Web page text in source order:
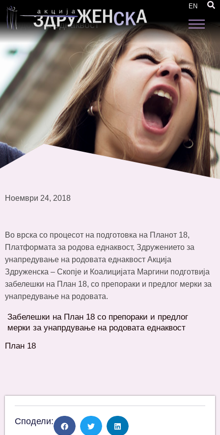
EN
предлог мерки за унапредување на
родовата еднаквост
Ноември 24, 2018
Во врска со процесот на подготовка на Планот 18,
Платформата за родова еднаквост, Здружението за
унапредување на родовата еднаквост Акција
Здруженска – Скопје и Коалицијата Маргини подготвија
забелешки на План 18, со препораки и предлог мерки за
унапредување на родовата.
Забелешки на План 18 со препораки и предлог
мерки за унапрдување на родовата еднаквост
План 18
Сподели: